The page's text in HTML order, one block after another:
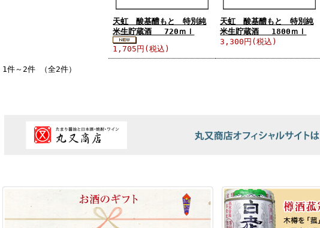
天虹 酸基醴もと 特別純
米生貯蔵酒 720ｍｌ
1,705円(税込)
天虹 酸基醴もと 特別純
米生貯蔵酒 1800ｍｌ
3,300円(税込)
1件～2件 （全2件）